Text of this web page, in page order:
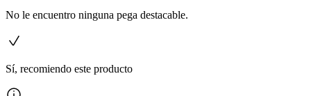
No le encuentro ninguna pega destacable.
Sí, recomiendo este producto